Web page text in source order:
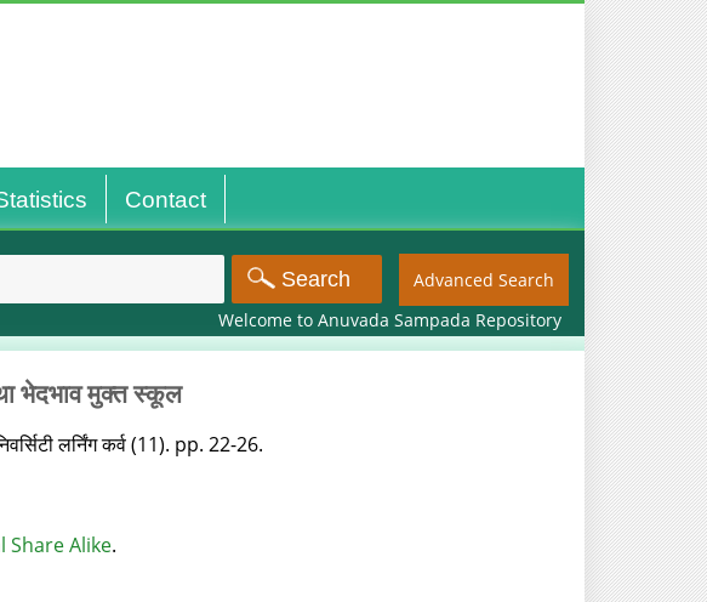
Contact
Advanced Search
Welcome to Anuvada Sampada Repository
भेदभाव मुक्त स्कूल
लर्निंग कर्व (11). pp. 22-26.
Alike.